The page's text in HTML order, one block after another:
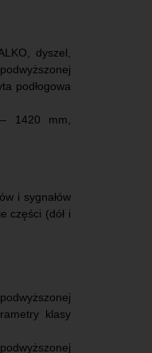
dyszel,
podłogowa
1420 mm,
i sygnałów
części (dół i
klasy